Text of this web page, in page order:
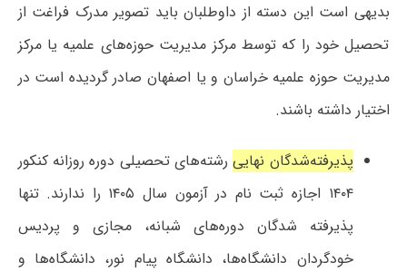
بدیهی است این دسته از داوطلبان باید تصویر مدرک فراغت از
تحصیل خود را که توسط مرکز مدیریت حوزه‌های علمیه یا مرکز
مدیریت حوزه علمیه خراسان و یا اصفهان صادر گردیده است در
اختیار داشته باشند.
پذیرفته‌شدگان نهاییرشته‌های تحصیلی دوره‌ روزانه کنکور
۱۴۰۴ اجازه ثبت نام در آزمون سال ۱۴۰۵ را ندارند. تنها
پذیرفته شدگان دوره‌های شبانه، مجازی و پردیس
خودگردان دانشگاه‌ها، دانشگاه پیام نور، دانشگاه‌ها و